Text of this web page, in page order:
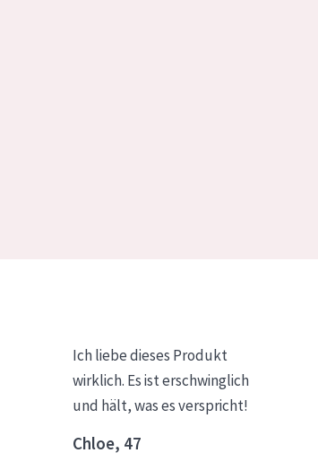
Ich liebe dieses Produkt
wirklich. Es ist erschwinglich
und hält, was es verspricht!
Chloe, 47